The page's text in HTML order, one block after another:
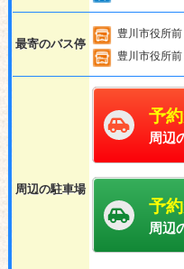
最寄のバス停
豊川市役所前
豊川市役所前
周辺の駐車場
予
周辺
予
周辺